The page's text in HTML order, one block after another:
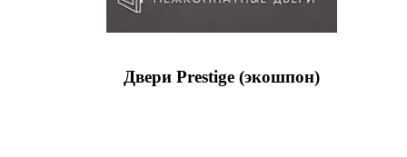
Двери Prestige (экошпон)